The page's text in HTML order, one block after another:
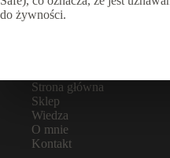
do żywności.
Strona główna
Sklep
Wiedza
O mnie
Kontakt